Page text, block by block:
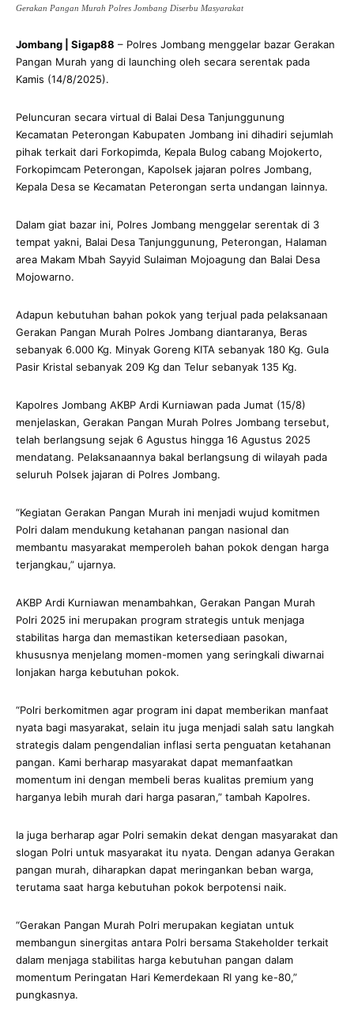
Gerakan Pangan Murah Polres Jombang Diserbu Masyarakat
Jombang | Sigap88 – Polres Jombang menggelar bazar Gerakan
Pangan Murah yang di launching oleh secara serentak pada
Kamis (14/8/2025).
Peluncuran secara virtual di Balai Desa Tanjunggunung
Kecamatan Peterongan Kabupaten Jombang ini dihadiri sejumlah
pihak terkait dari Forkopimda, Kepala Bulog cabang Mojokerto,
Forkopimcam Peterongan, Kapolsek jajaran polres Jombang,
Kepala Desa se Kecamatan Peterongan serta undangan lainnya.
Dalam giat bazar ini, Polres Jombang menggelar serentak di 3
tempat yakni, Balai Desa Tanjunggunung, Peterongan, Halaman
area Makam Mbah Sayyid Sulaiman Mojoagung dan Balai Desa
Mojowarno.
Adapun kebutuhan bahan pokok yang terjual pada pelaksanaan
Gerakan Pangan Murah Polres Jombang diantaranya, Beras
sebanyak 6.000 Kg. Minyak Goreng KITA sebanyak 180 Kg. Gula
Pasir Kristal sebanyak 209 Kg dan Telur sebanyak 135 Kg.
Kapolres Jombang AKBP Ardi Kurniawan pada Jumat (15/8)
menjelaskan, Gerakan Pangan Murah Polres Jombang tersebut,
telah berlangsung sejak 6 Agustus hingga 16 Agustus 2025
mendatang. Pelaksanaannya bakal berlangsung di wilayah pada
seluruh Polsek jajaran di Polres Jombang.
“Kegiatan Gerakan Pangan Murah ini menjadi wujud komitmen
Polri dalam mendukung ketahanan pangan nasional dan
membantu masyarakat memperoleh bahan pokok dengan harga
terjangkau,” ujarnya.
AKBP Ardi Kurniawan menambahkan, Gerakan Pangan Murah
Polri 2025 ini merupakan program strategis untuk menjaga
stabilitas harga dan memastikan ketersediaan pasokan,
khususnya menjelang momen-momen yang seringkali diwarnai
lonjakan harga kebutuhan pokok.
“Polri berkomitmen agar program ini dapat memberikan manfaat
nyata bagi masyarakat, selain itu juga menjadi salah satu langkah
strategis dalam pengendalian inflasi serta penguatan ketahanan
pangan. Kami berharap masyarakat dapat memanfaatkan
momentum ini dengan membeli beras kualitas premium yang
harganya lebih murah dari harga pasaran,” tambah Kapolres.
Ia juga berharap agar Polri semakin dekat dengan masyarakat dan
slogan Polri untuk masyarakat itu nyata. Dengan adanya Gerakan
pangan murah, diharapkan dapat meringankan beban warga,
terutama saat harga kebutuhan pokok berpotensi naik.
“Gerakan Pangan Murah Polri merupakan kegiatan untuk
membangun sinergitas antara Polri bersama Stakeholder terkait
dalam menjaga stabilitas harga kebutuhan pangan dalam
momentum Peringatan Hari Kemerdekaan RI yang ke-80,”
pungkasnya.